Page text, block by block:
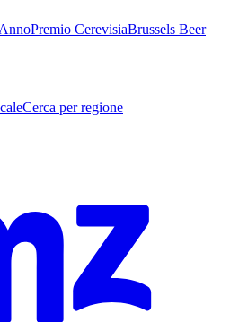
Premio CerevisiaBrussels Beer
Cerca per regione